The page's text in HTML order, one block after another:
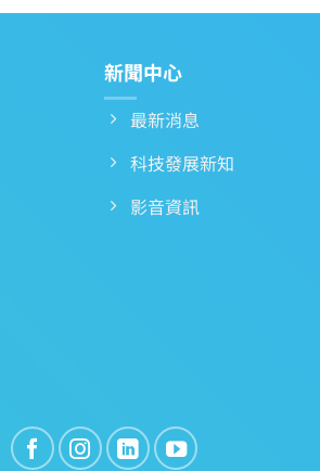
新聞中心
最新消息
科技發展新知
影音資訊